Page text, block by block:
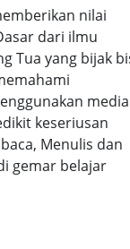
nilai
dari ilmu
Tua yang bijak
media
keseriusan
Menulis dan
gemar belajar